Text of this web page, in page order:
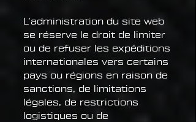
L’administration du site web
se réserve le droit de limiter
ou de refuser les expéditions
internationales vers certains
pays ou régions en raison de
sanctions, de limitations
légales, de restrictions
logistiques ou de